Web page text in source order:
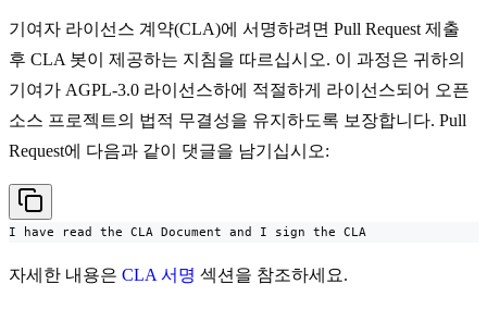
기여자 라이선스 계약(CLA)에 서명하려면 Pull Request 제출
후 CLA 봇이 제공하는 지침을 따르십시오. 이 과정은 귀하의
기여가 AGPL-3.0 라이선스하에 적절하게 라이선스되어 오픈
소스 프로젝트의 법적 무결성을 유지하도록 보장합니다. Pull
Request에 다음과 같이 댓글을 남기십시오:
I have read the CLA Document and I sign the CLA
자세한 내용은 CLA 서명 섹션을 참조하세요.